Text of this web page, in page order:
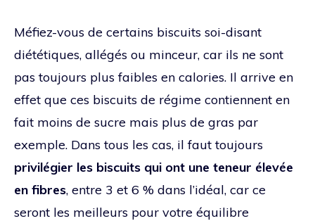
Méfiez-vous de certains biscuits soi-disant
diététiques, allégés ou minceur, car ils ne sont
pas toujours plus faibles en calories. Il arrive en
effet que ces biscuits de régime contiennent en
fait moins de sucre mais plus de gras par
exemple. Dans tous les cas, il faut toujours
privilégier les biscuits qui ont une teneur élevée
en fibres, entre 3 et 6 % dans l’idéal, car ce
seront les meilleurs pour votre équilibre